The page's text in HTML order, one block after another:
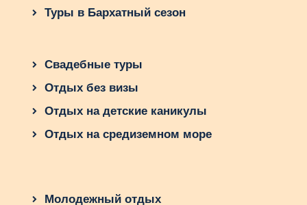
провести время вместе – это просто
решите сами!
Туры в Бархатный сезон
Свадебные туры
Отдых без визы
Отдых на детские каникулы
Отдых на средиземном море
Молодежный отдых